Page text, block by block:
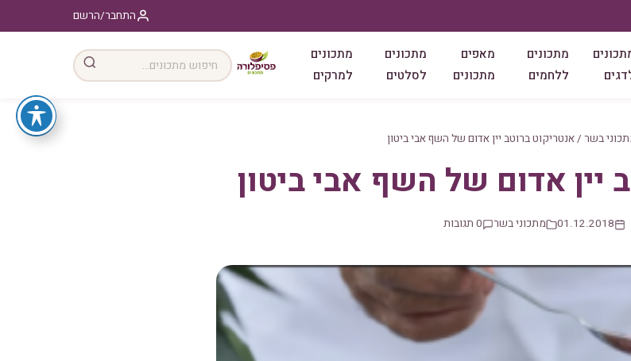
התחבר/הרשם
מתכונים
ללחמים
מאפים
מתכונים
מתכונים
לסלטים
מתכונים
למרקים
בשר /אנטריקוט ברוטב יין אדום של השף אבי ביטון
יין אדום של השף אבי ביטון
01.12.2018 מתכוני בשר 0 תגובות